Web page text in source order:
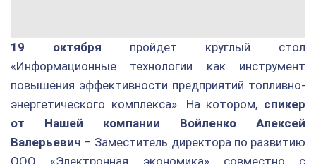
19 октября пройдет круглый стол
«Информационные технологии как инструмент
повышения эффективности предприятий топливно-
энергетического комплекса». На котором, спикер
от Нашей компании Войленко Алексей
Валерьевич – Заместитель директора по развитию
ООО «Электронная экономика» совместно с